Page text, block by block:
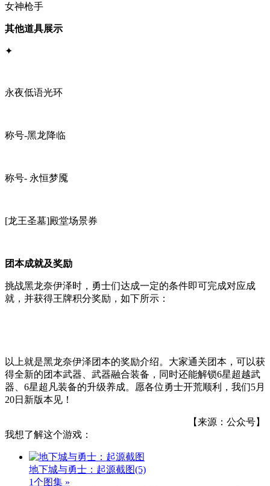
女神枪手
其他道具展示
✦
永夜低语光环
称号-黑龙降临
称号- 永恒梦魇
[龙王圣墓]殿堂场景券
团本成就及奖励
挑战黑龙奈伊泽时，勇士们达成一定的条件即可完成对应成
就，并获得王牌积分奖励，如下所示：
以上就是黑龙奈伊泽团本的奖励介绍。大家通关团本，可以获
得全新的团本武器、武器融合装备，同时还能解锁6星超越武
器、6星超凡装备的升级养成。愿各位勇士开荒顺利，我们5月
20日新版本见！
【来源：公众号】
我想了解这个游戏：
地下城与勇士：起源截图(5)
1个图集 »